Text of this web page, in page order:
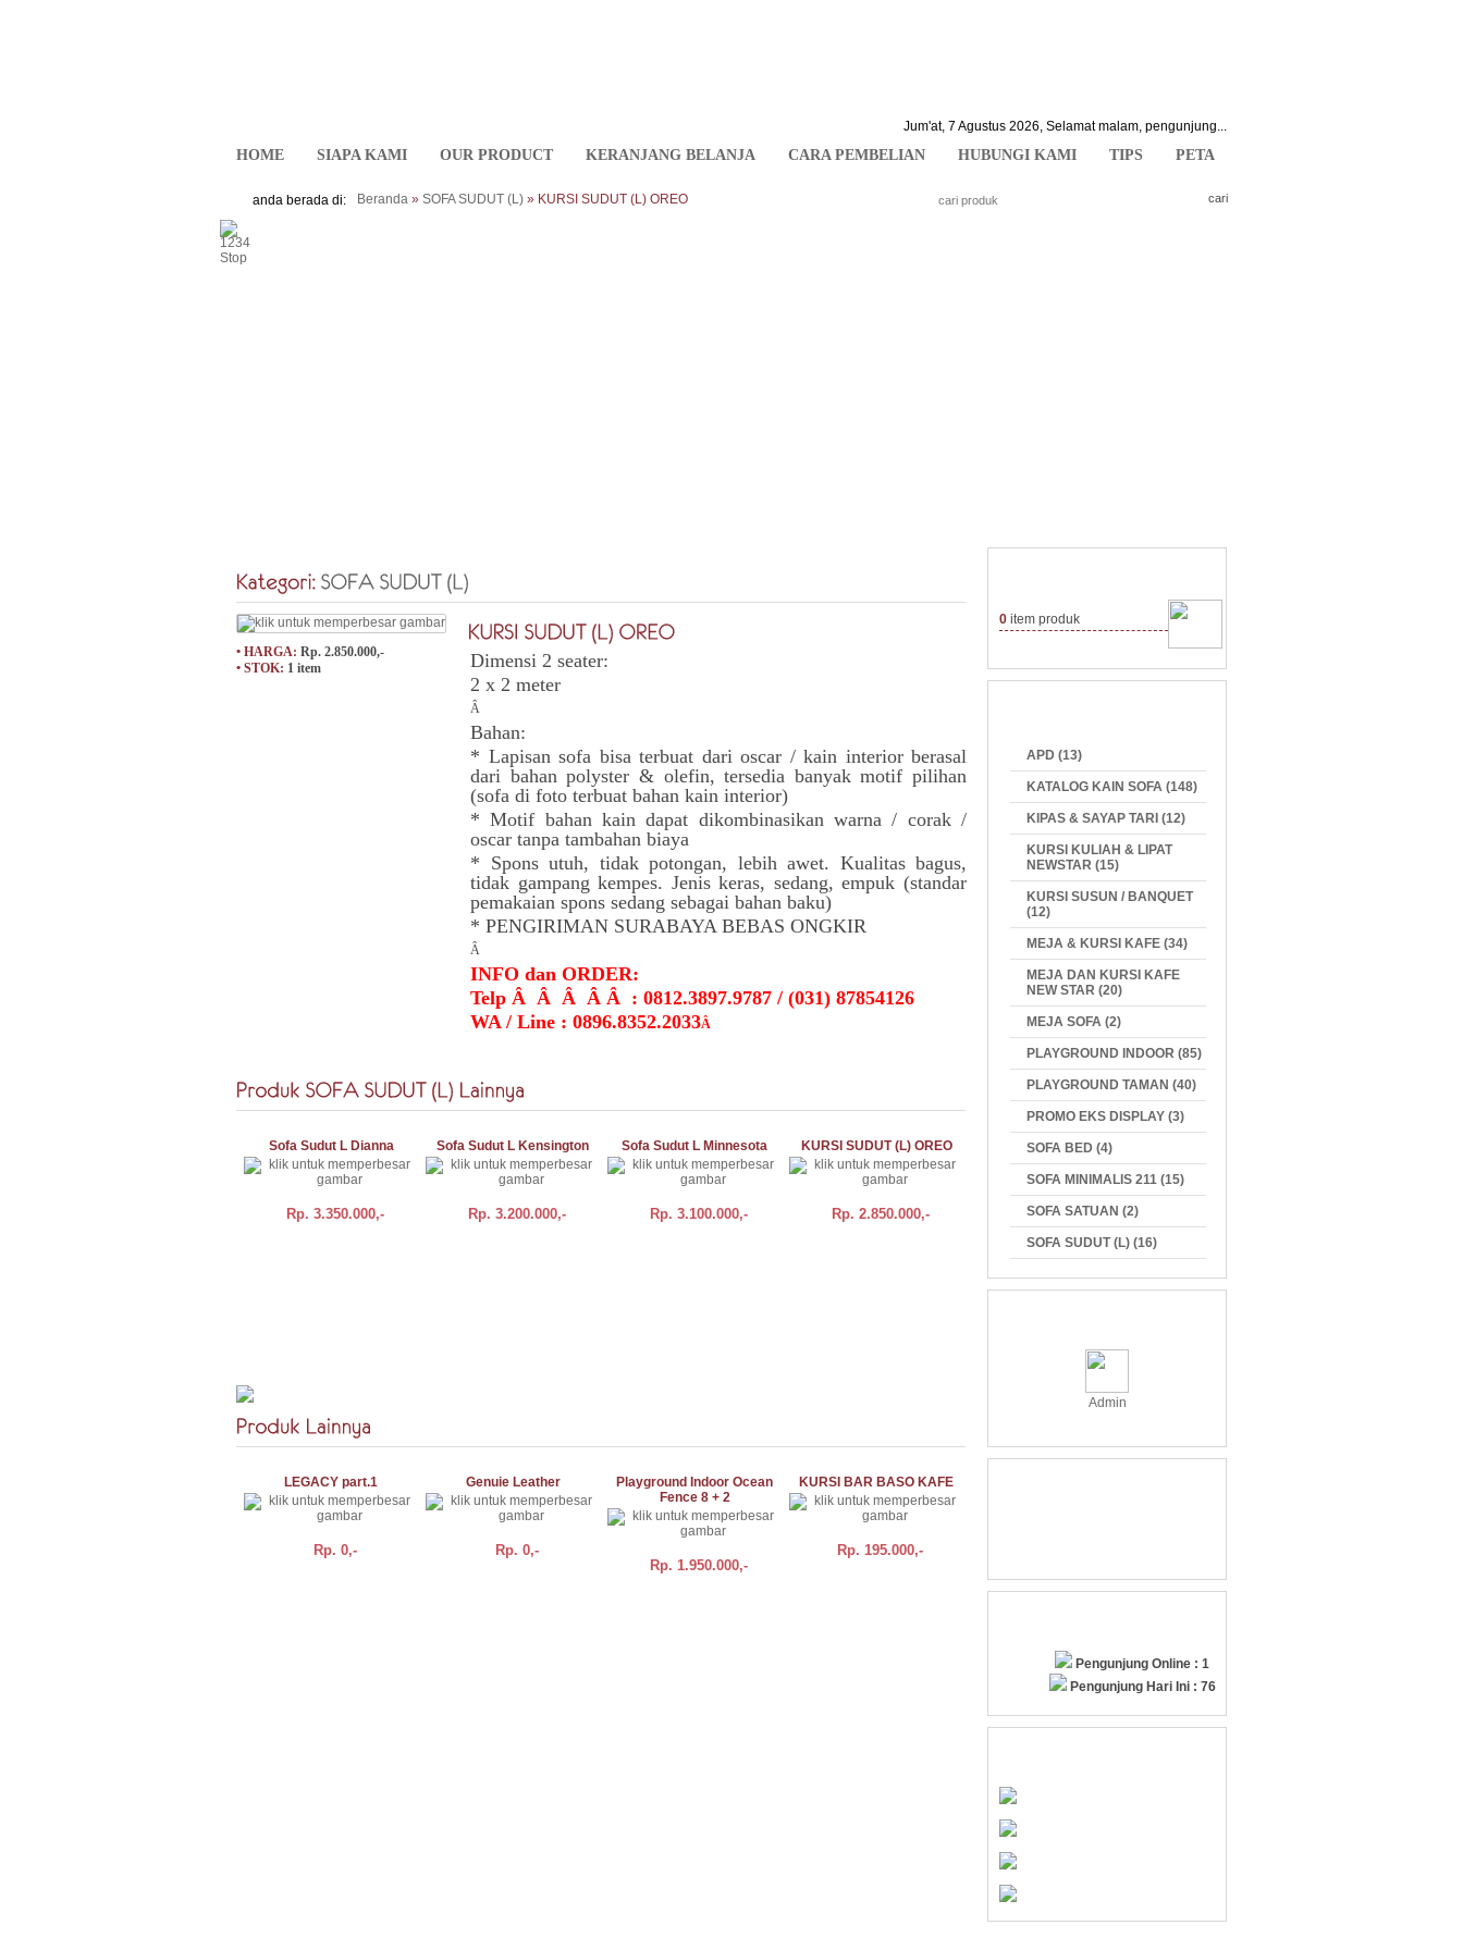
Jum'at, 7 Agustus 2026, Selamat malam, pengunjung...
HOME SIAPA KAMI OUR PRODUCT KERANJANG BELANJA CARA PEMBELIAN HUBUNGI KAMI TIPS PETA
anda berada di: Beranda » SOFA SUDUT (L) » KURSI SUDUT (L) OREO
><
1234
Stop
• HARGA: Rp. 2.850.000,-
• STOK: 1 item
Dimensi 2 seater:
2 x 2 meter
Â
Bahan:
* Lapisan sofa bisa terbuat dari oscar / kain interior berasal
dari bahan polyster & olefin, tersedia banyak motif pilihan
(sofa di foto terbuat bahan kain interior)
* Motif bahan kain dapat dikombinasikan warna / corak /
oscar tanpa tambahan biaya
* Spons utuh, tidak potongan, lebih awet. Kualitas bagus,
tidak gampang kempes. Jenis keras, sedang, empuk (standar
pemakaian spons sedang sebagai bahan baku)
* PENGIRIMAN SURABAYA BEBAS ONGKIR
Â
INFO dan ORDER:
Telp Â Â Â Â Â : 0812.3897.9787 / (031) 87854126
WA / Line : 0896.8352.2033Â
Sofa Sudut L Dianna
Rp. 3.350.000,-
Sofa Sudut L Kensington
Rp. 3.200.000,-
Sofa Sudut L Minnesota
Rp. 3.100.000,-
KURSI SUDUT (L) OREO
Rp. 2.850.000,-
LEGACY part.1
Rp. 0,-
Genuie Leather
Rp. 0,-
Playground Indoor Ocean
Fence 8 + 2
Rp. 1.950.000,-
KURSI BAR BASO KAFE
Rp. 195.000,-
0 item produk
APD (13)
KATALOG KAIN SOFA (148)
KIPAS & SAYAP TARI (12)
KURSI KULIAH & LIPAT
NEWSTAR (15)
KURSI SUSUN / BANQUET
(12)
MEJA & KURSI KAFE (34)
MEJA DAN KURSI KAFE
NEW STAR (20)
MEJA SOFA (2)
PLAYGROUND INDOOR (85)
PLAYGROUND TAMAN (40)
PROMO EKS DISPLAY (3)
SOFA BED (4)
SOFA MINIMALIS 211 (15)
SOFA SATUAN (2)
SOFA SUDUT (L) (16)
Admin
Pengunjung Online : 1
Pengunjung Hari Ini : 76